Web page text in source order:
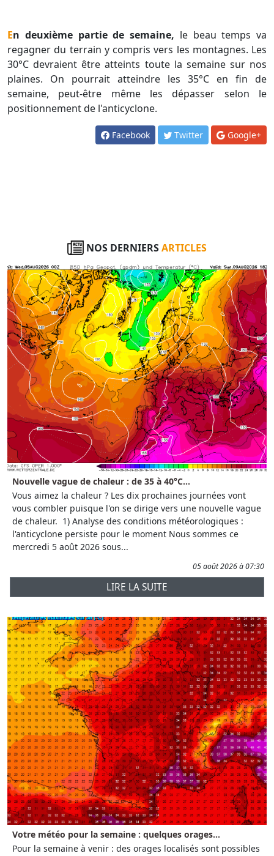
En deuxième partie de semaine, le beau temps va
regagner du terrain y compris vers les montagnes. Les
30°C devraient être atteints toute la semaine sur nos
plaines. On pourrait atteindre les 35°C en fin de
semaine, peut-être même les dépasser selon le
positionnement de l'anticyclone.
Facebook Twitter Google+
NOS DERNIERSARTICLES
Nouvelle vague de chaleur : de 35 à 40°C...
Vous aimez la chaleur ? Les dix prochaines journées vont
vous combler puisque l'on se dirige vers une nouvelle vague
de chaleur. 1) Analyse des conditions météorologiques :
l'anticyclone persiste pour le moment Nous sommes ce
mercredi 5 août 2026 sous...
05 août 2026 à 07:30
LIRE LA SUITE
Votre météo pour la semaine : quelques orages...
Pour la semaine à venir : des orages localisés sont possibles